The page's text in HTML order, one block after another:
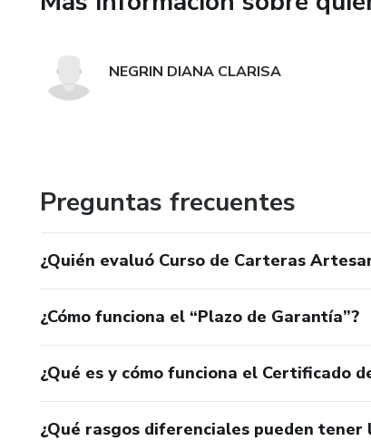
NEGRIN DIANA CLARISA
Preguntas frecuentes
¿Quién evaluó Curso de Carteras
¿Cómo funciona el “Plazo de Garantía”?
¿Qué es y cómo funciona el Certificado
¿Qué rasgos diferenciales pueden tener